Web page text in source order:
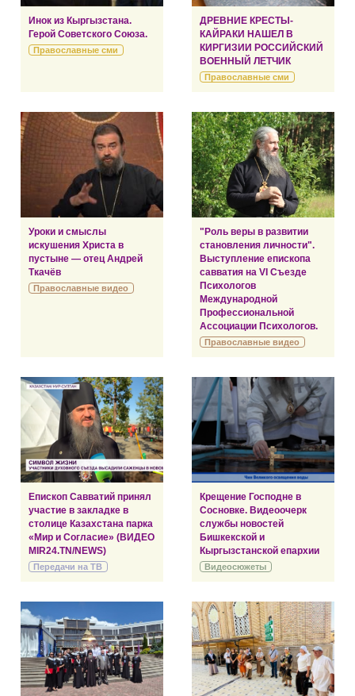
Инок из Кыргызстана.
Герой Советского Союза.
Православные сми
ДРЕВНИЕ КРЕСТЫ-
КАЙРАКИ НАШЕЛ В
КИРГИЗИИ РОССИЙСКИЙ
ВОЕННЫЙ ЛЕТЧИК
Православные сми
Уроки и смыслы
искушения Христа в
пустыне — отец Андрей
Ткачёв
Православные видео
"Роль веры в развитии
становления личности".
Выступление епископа
савватия на VI Съезде
Психологов
Международной
Профессиональной
Ассоциации Психологов.
Православные видео
Епископ Савватий принял
участие в закладке в
столице Казахстана парка
«Мир и Согласие» (ВИДЕО
MIR24.TN/NEWS)
Передачи на ТВ
Крещение Господне в
Сосновке. Видеоочерк
службы новостей
Бишкекской и
Кыргызстанской епархии
Видеосюжеты